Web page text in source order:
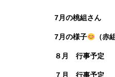
7月の桃組さん
7月の様子 （赤
８月 行事予定
７月 行事予定